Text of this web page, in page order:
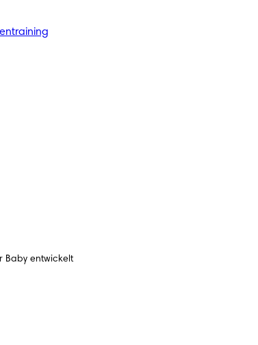
Baby entwickelt